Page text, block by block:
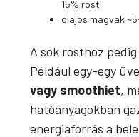
15% rost
olajos magvak
A sok rosthoz
Például egy-egy
vagy smoothiet,
hatóanyagokban
energiaforrás a